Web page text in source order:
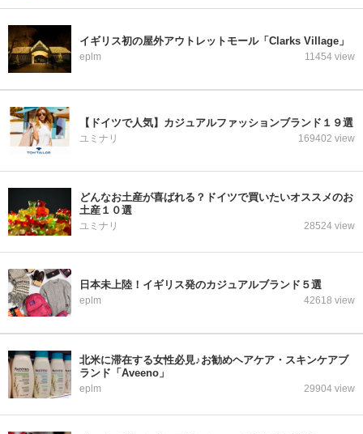
イギリス初の屋外アウトレットモール「Clarks Village」
eplm 11454 view
【ドイツで人気】カジュアルファッションブランド１９選
ユミナリ 169402 view
どんなお土産が喜ばれる？ドイツで買いたいオススメのお
土産１０選
ユミナリ 28524 view
日本未上陸！イギリス発のカジュアルブランド５選
eplm 42618 view
北米に滞在する女性必見♪お勧めヘアケア・スキンケアブ
ランド「Aveeno」
eplm 29904 view